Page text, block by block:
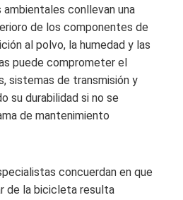
conllevan una
de los componentes de
al polvo, la humedad y las
puede comprometer el
sistemas de transmisión y
su durabilidad si no se
de mantenimiento
concuerdan en que
de la bicicleta resulta